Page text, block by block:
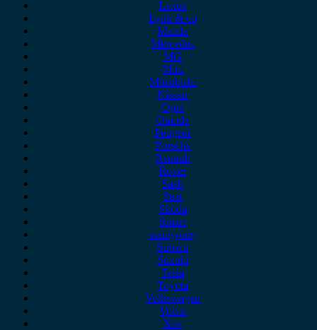
Lexus
Lynk & co
Mazda
Mercedes
MG
Mini
Mitsubishi
Nissan
Opel
Omoda
Peugeot
Porsche
Renault
Rover
Saab
Seat
Skoda
Smart
ssangyong
Subaru
Suzuki
Tesla
Toyota
Volkswagen
Volvo
Xev